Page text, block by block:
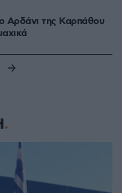
Αρδάνι της Καρπάθου